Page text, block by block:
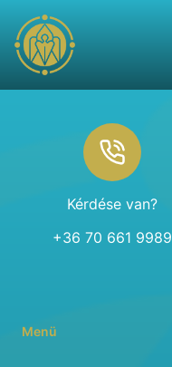
Kérdése van?
+36 70 661 9989
Menü